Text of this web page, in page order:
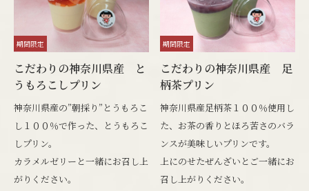
期間限定
こだわりの神奈川県産 と
うもろこしプリン
神奈川県産の”朝採り”とうもろこ
し１００％で作った、とうもろこ
しプリン。
カラメルゼリーと一緒にお召し上
がりください。
期間限定
こだわりの神奈川県産 足
柄茶プリン
神奈川県産足柄茶１００％使用し
た、お茶の香りとほろ苦さのバラ
ンスが美味しいプリンです。
上にのせたぜんざいとご一緒にお
召し上がりください。